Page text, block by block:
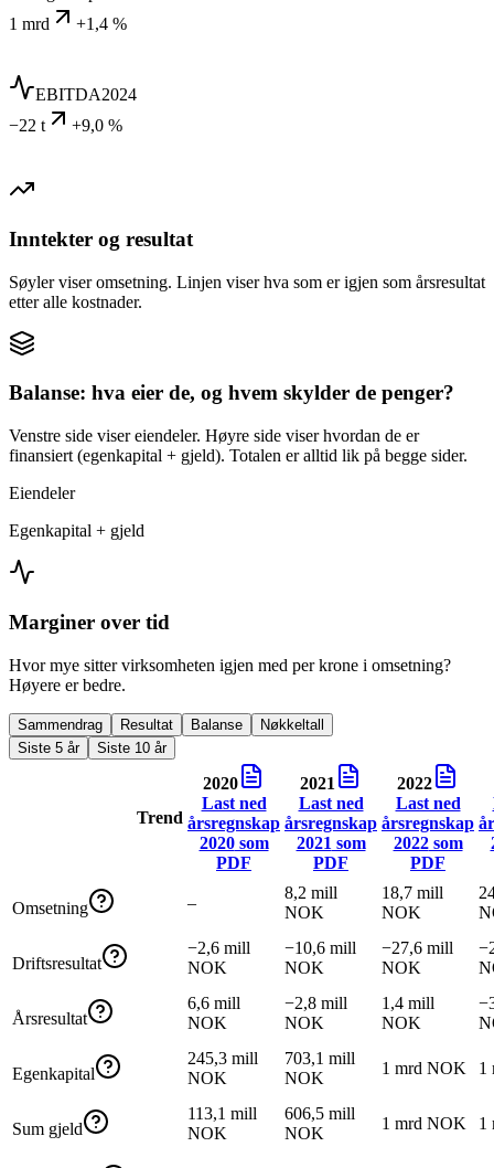
1 mrd
+1,4 %
EBITDA2024
−22 t
+9,0 %
Inntekter og resultat
Søyler viser omsetning. Linjen viser hva som er igjen som årsresultat
etter alle kostnader.
Balanse: hva eier de, og hvem skylder de penger?
Venstre side viser eiendeler. Høyre side viser hvordan de er
finansiert (egenkapital + gjeld). Totalen er alltid lik på begge sider.
Eiendeler
Egenkapital + gjeld
Marginer over tid
Hvor mye sitter virksomheten igjen med per krone i omsetning?
Høyere er bedre.
Sammendrag Resultat Balanse
Nøkkeltall
Siste 5 år
Siste 10 år
Trend
2020
Last ned
årsregnskap
2020som
PDF
2021
Last ned
årsregnskap
2021 som
PDF
2022
Last ned
årsregnskap
2022som
PDF
Omsetning –
8,2 mill
NOK
18,7 mill
NOK
Driftsresultat
−2,6 mill
NOK
−10,6 mill
NOK
−27,6 mill
NOK
Årsresultat
6,6 mill
NOK
−2,8 mill
NOK
1,4 mill
NOK
Egenkapital
245,3 mill
NOK
703,1 mill
NOK
1 mrd NOK 1
Sum gjeld
113,1 mill
NOK
606,5 mill
NOK
1 mrd NOK 1